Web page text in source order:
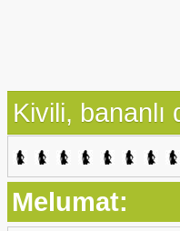
Kivili,
Melumat: